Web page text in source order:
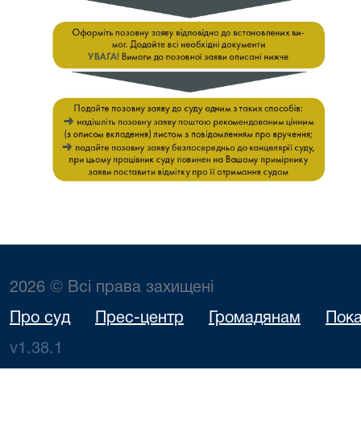
2026 © Всі права захищені
Про суд Прес-центр Громадянам
v1.38.1